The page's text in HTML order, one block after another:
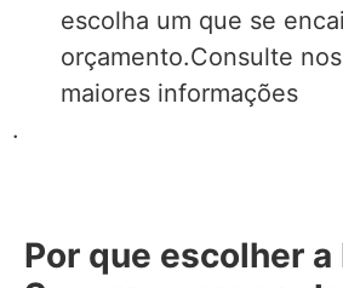
escolha um que se
orçamento.Consulte
maiores informações
.
Por que escolher